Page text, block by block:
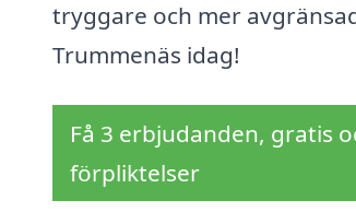
tryggare och mer
Trummenäs idag!
Få 3 erbjudanden, gratis
förpliktelser